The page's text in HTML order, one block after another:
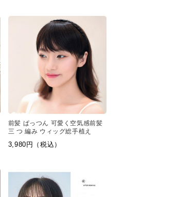
前髪 ぱっつん 可愛く空気感前髪
三 つ 編み ウィッグ総手植え
3,980円（税込）